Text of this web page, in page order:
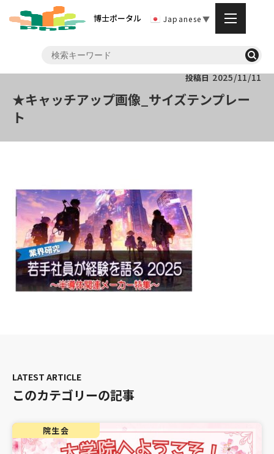
博士ポータル Japanese▼
投稿日 2025/11/11
★キャッチアップ画像_サイズテンプレー
ト
このカテゴリーの記事
院生会